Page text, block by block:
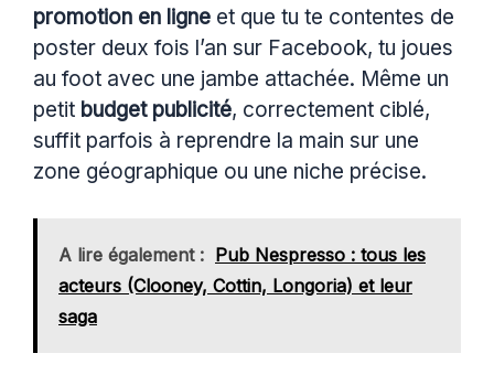
promotion en ligne et que tu te contentes de
poster deux fois l’an sur Facebook, tu joues
au foot avec une jambe attachée. Même un
petit budget publicité, correctement ciblé,
suffit parfois à reprendre la main sur une
zone géographique ou une niche précise.
A lire également : Pub Nespresso : tous les
acteurs (Clooney, Cottin, Longoria) et leur
saga